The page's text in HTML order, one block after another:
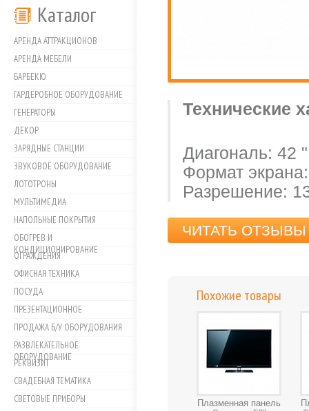
Каталог
АРЕНДА АТТРАКЦИОНОВ
АРЕНДА МЕБЕЛИ
БАРБЕКЮ
ГАРДЕРОБНОЕ ОБОРУДОВАНИЕ
ГЕНЕРАТОРЫ
ДЕКОР
ЗАРЯДНЫЕ СТАНЦИИ
ЗВУКОВОЕ ОБОРУДОВАНИЕ
ЛОТОТРОНЫ
МУЛЬТИМЕДИА
НАПОЛЬНЫЕ ПОКРЫТИЯ
ОБОГРЕВ И
КОНДИЦИОНИРОВАНИЕ
ОГРАЖДЕНИЯ
ОФИСНАЯ ТЕХНИКА
ПОСУДА
ПРЕЗЕНТАЦИОННОЕ
ПРОДАЖА Б/У ОБОРУДОВАНИЯ
РАЗВЛЕКАТЕЛЬНОЕ
ОБОРУДОВАНИЕ
РЕКВИЗИТ
СВАДЕБНАЯ ТЕМАТИКА
СВЕТОВЫЕ ПРИБОРЫ
Технические
Диагональ: 42
Формат
Разрешение:
ЧИТАТЬ ОТЗЫВЫ
Похожие товары
Плазменная панель